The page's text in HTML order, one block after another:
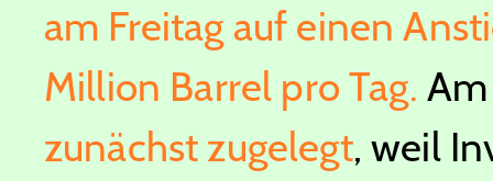
am Freitag auf einen
Million Barrel pro Tag.
zunächst zugelegt, weil